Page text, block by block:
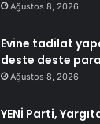
Ağustos 8, 2026
Evine tadilat
deste deste
Ağustos 8, 2026
YENİ Parti,